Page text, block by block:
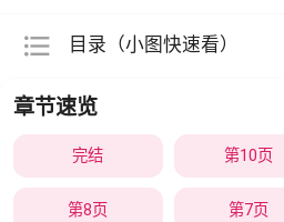
format_list_bulleted 目录（小图快速看）
章节速览
完结 第10页
第8页 第7页